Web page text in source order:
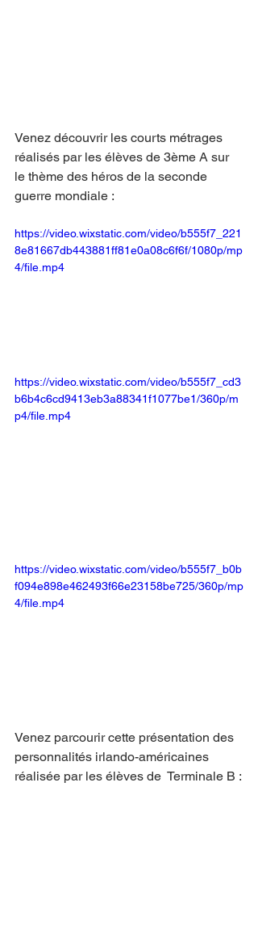
Venez découvrir les courts métrages
réalisés par les élèves de 3ème A sur
le thème des héros de la seconde
guerre mondiale :
https://video.wixstatic.com/video/b555f7_221
8e81667db443881ff81e0a08c6f6f/1080p/mp
4/file.mp4
https://video.wixstatic.com/video/b555f7_cd3
b6b4c6cd9413eb3a88341f1077be1/360p/m
p4/file.mp4
https://video.wixstatic.com/video/b555f7_b0b
f094e898e462493f66e23158be725/360p/mp
4/file.mp4
Venez parcourir cette présentation des
personnalités irlando-américaines
réalisée par les élèves de  Terminale B :